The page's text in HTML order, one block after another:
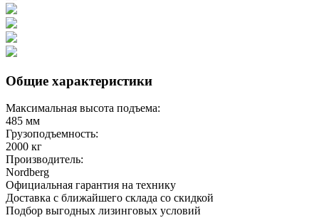
Общие характеристики
Максимальная высота подъема:
485 мм
Грузоподъемность:
2000 кг
Производитель:
Nordberg
Официальная гарантия на технику
Доставка с ближайшего склада со скидкой
Подбор выгодных лизинговых условий